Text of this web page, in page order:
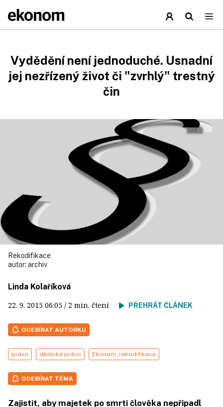
Vydědění není jednoduché. Usnadní
jej nezřízený život či "zvrhlý" trestný
čin
Rekodifikace
autor: archiv
Linda Kolaříková
22. 9. 2015 06:05 / 2 min. čtení PŘEHRÁT ČLÁNEK
ODEBÍRAT AUTORKU
právo dědické právo Ekonom_rekodifikace
ODEBÍRAT TÉMA
Zajistit, aby majetek po smrti člověka nepřipadl